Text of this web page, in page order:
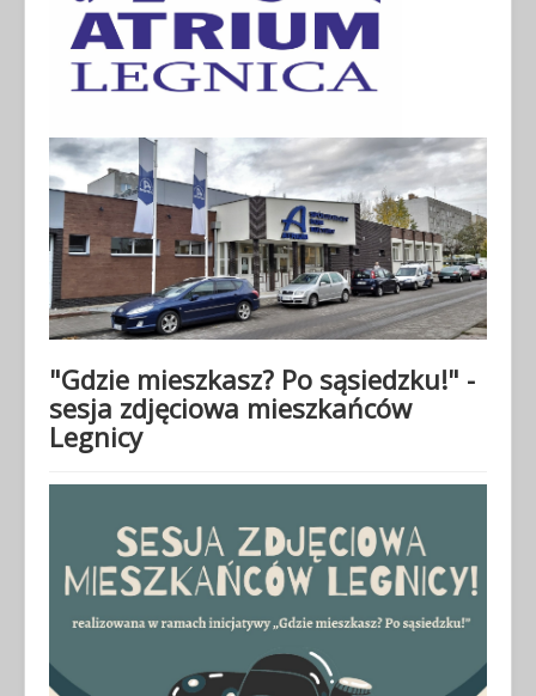
"Gdzie mieszkasz? Po sąsiedzku!" -
sesja zdjęciowa mieszkańców
Legnicy